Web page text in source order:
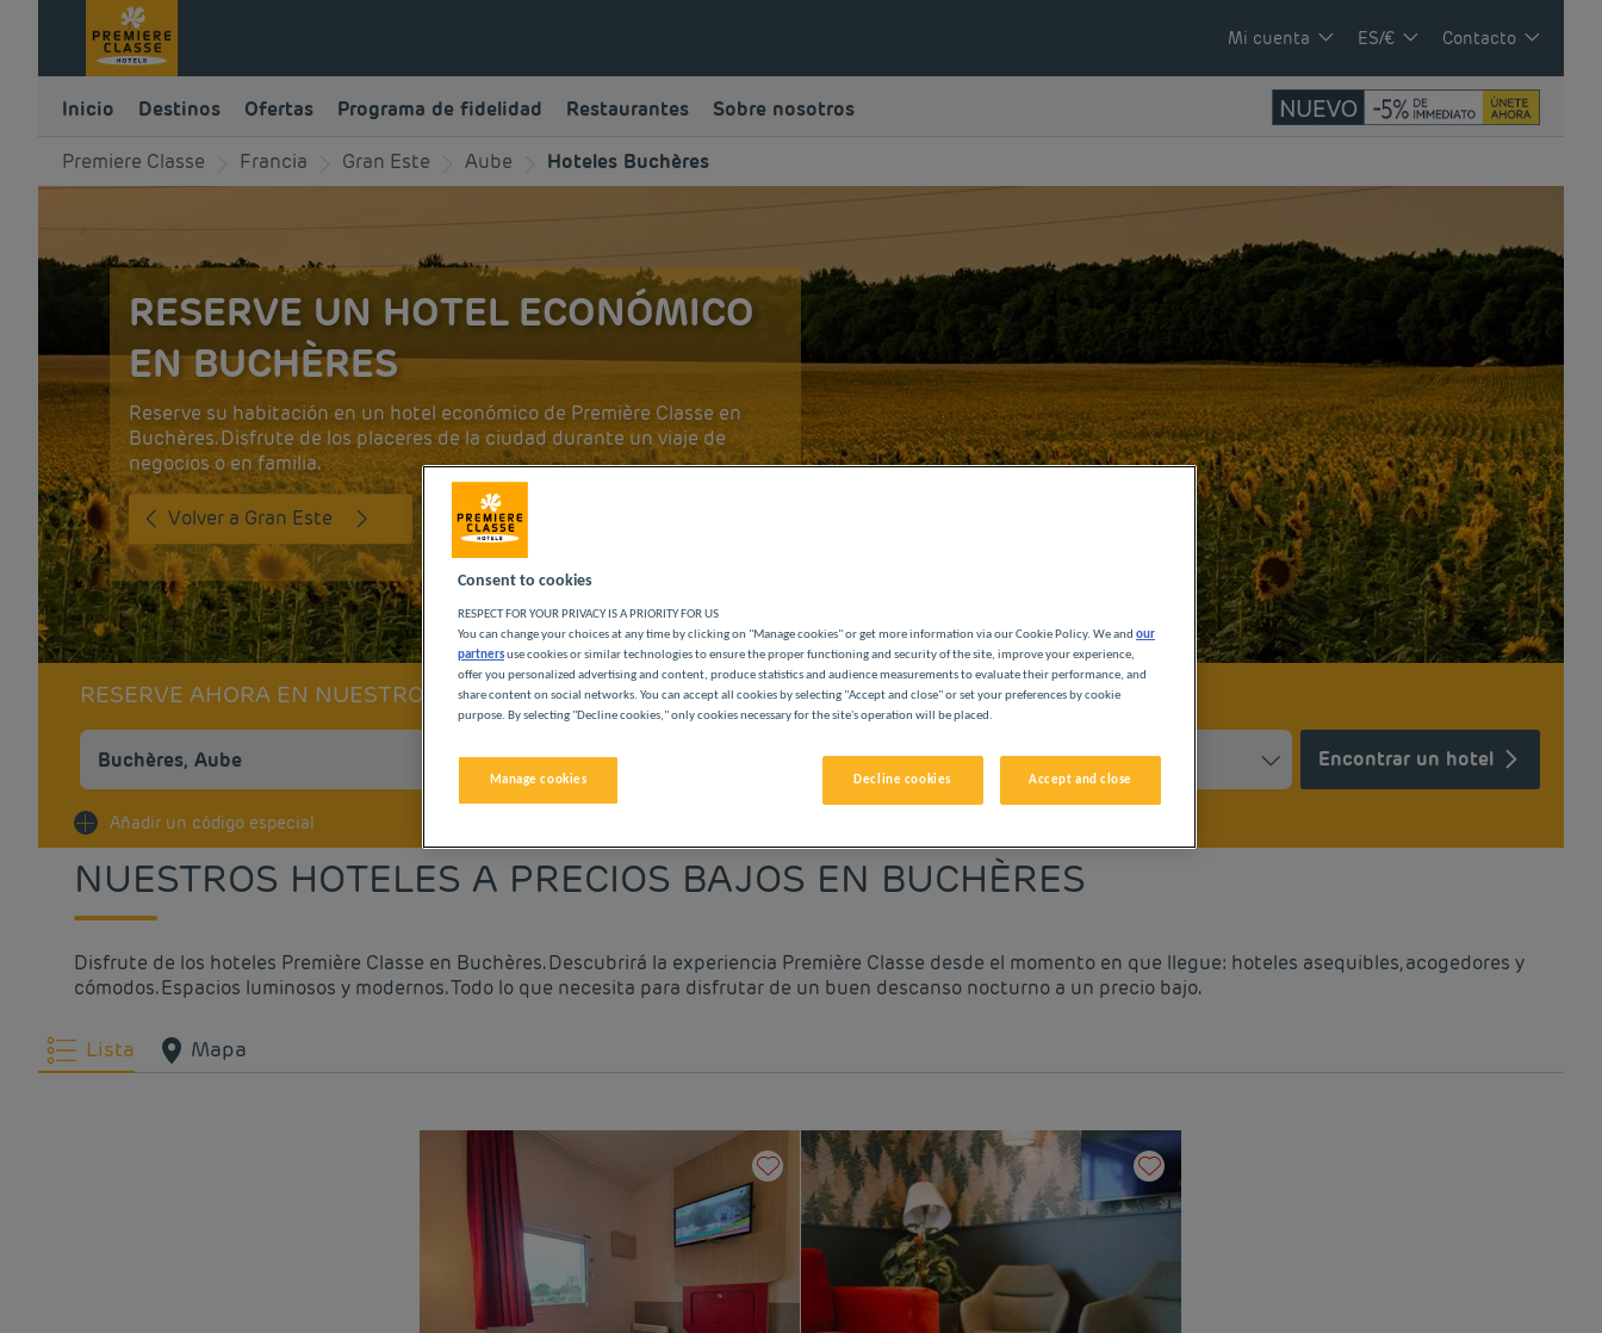
Mi cuenta ES/€ Contacto
Inicio Destinos Ofertas Programa de fidelidad Restaurantes Sobre nosotros
Premiere Classe Francia Gran Este Aube Hoteles Buchères
RESERVE UN HOTEL ECONÓMICO
EN BUCHÈRES
Reserve su habitación en un hotel económico de Première Classe en
Buchères. Disfrute de los placeres de la ciudad durante un viaje de
negocios o en familia.
Volver a Gran Este
RESERVE AHORA EN NUESTROS HOTELES PREMIÈRE CLASSE
Navigate forward to interact with the calendar and select a date. Press the question mark key to get the keyboard shortcuts for
Navigate backward to interact with the calendar and select a date. Press the question mark key to get the
Encontrar un hotel
Añadir un código especial
NUESTROS HOTELES A PRECIOS BAJOS EN BUCHÈRES
Disfrute de los hoteles Première Classe en Buchères. Descubrirá la experiencia Première Classe desde el momento en que llegue: hoteles asequibles, acogedores y
cómodos. Espacios luminosos y modernos. Todo lo que necesita para disfrutar de un buen descanso nocturno a un precio bajo.
Lista Mapa
Consent to cookies
RESPECT FOR YOUR PRIVACY IS A PRIORITY FOR US
You can change your choices at any time by clicking on "Manage cookies" or get more information via our Cookie Policy. We and our
partnersuse cookies or similar technologies to ensure the proper functioning and security of the site, improve your experience,
offer you personalized advertising and content, produce statistics and audience measurements to evaluate their performance, and
share content on social networks. You can accept all cookies by selecting "Accept and close" or set your preferences by cookie
purpose. By selecting "Decline cookies," only cookies necessary for the site's operation will be placed.
Manage cookies Decline cookies Accept and close